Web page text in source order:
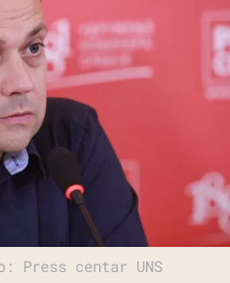
Press centar UNS